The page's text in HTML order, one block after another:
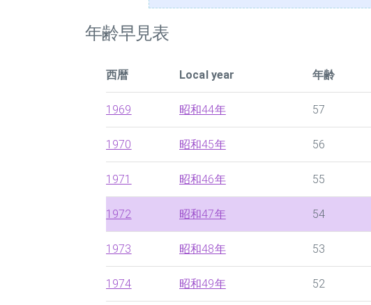
年齢早見表
西暦 Local year 年齢
1969 昭和44年 57
1970 昭和45年 56
1971 昭和46年 55
1972 昭和47年 54
1973 昭和48年 53
1974 昭和49年 52